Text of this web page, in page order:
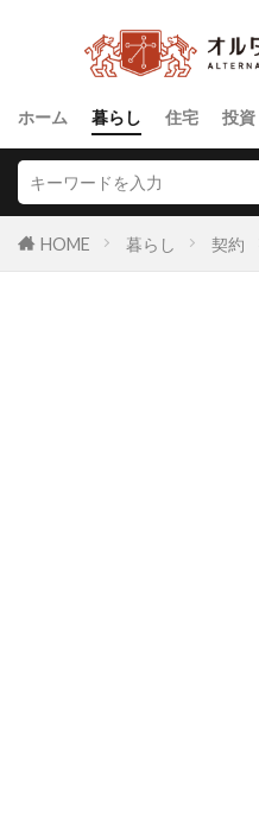
ホーム 暮らし 住宅 投資
HOME 暮らし 契約